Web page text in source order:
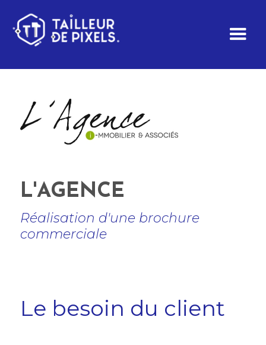
L'AGENCE
Réalisation d'une brochure
commerciale
Le besoin du client